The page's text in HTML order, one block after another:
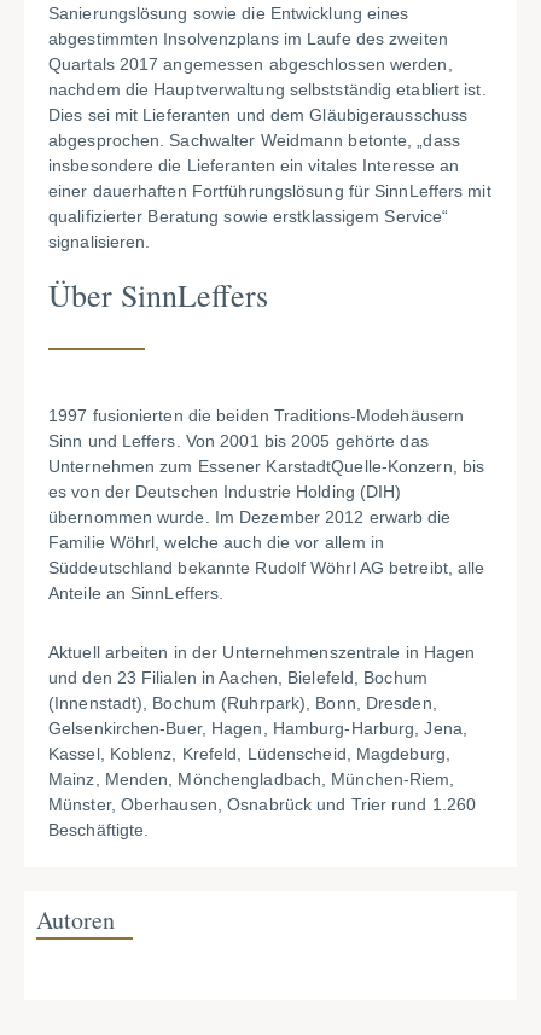
Sanierungslösung sowie die Entwicklung eines
abgestimmten Insolvenzplans im Laufe des zweiten
Quartals 2017 angemessen abgeschlossen werden,
nachdem die Hauptverwaltung selbstständig etabliert ist.
Dies sei mit Lieferanten und dem Gläubigerausschuss
abgesprochen. Sachwalter Weidmann betonte, „dass
insbesondere die Lieferanten ein vitales Interesse an
einer dauerhaften Fortführungslösung für SinnLeffers mit
qualifizierter Beratung sowie erstklassigem Service“
signalisieren.
Über SinnLeffers
1997 fusionierten die beiden Traditions-Modehäusern
Sinn und Leffers. Von 2001 bis 2005 gehörte das
Unternehmen zum Essener KarstadtQuelle-Konzern, bis
es von der Deutschen Industrie Holding (DIH)
übernommen wurde. Im Dezember 2012 erwarb die
Familie Wöhrl, welche auch die vor allem in
Süddeutschland bekannte Rudolf Wöhrl AG betreibt, alle
Anteile an SinnLeffers.
Aktuell arbeiten in der Unternehmenszentrale in Hagen
und den 23 Filialen in Aachen, Bielefeld, Bochum
(Innenstadt), Bochum (Ruhrpark), Bonn, Dresden,
Gelsenkirchen-Buer, Hagen, Hamburg-Harburg, Jena,
Kassel, Koblenz, Krefeld, Lüdenscheid, Magdeburg,
Mainz, Menden, Mönchengladbach, München-Riem,
Münster, Oberhausen, Osnabrück und Trier rund 1.260
Beschäftigte.
Autoren